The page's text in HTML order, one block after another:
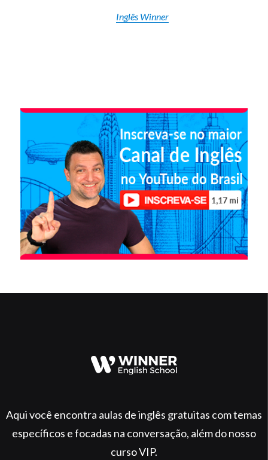
Inglês Winner
Aqui você encontra aulas de inglês gratuitas com temas
específicos e focadas na conversação, além do nosso
curso VIP.